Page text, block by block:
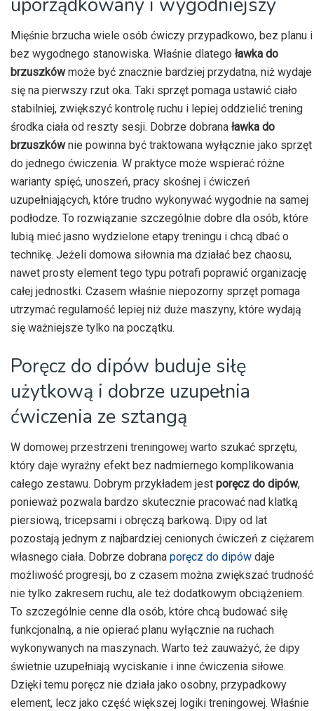
Mięśnie brzucha wiele osób ćwiczy przypadkowo, bez planu i
bez wygodnego stanowiska. Właśnie dlatego ławka do
brzuszkówmoże być znacznie bardziej przydatna, niż wydaje
się na pierwszy rzut oka. Taki sprzęt pomaga ustawić ciało
stabilniej, zwiększyć kontrolę ruchu i lepiej oddzielić trening
środka ciała od reszty sesji. Dobrze dobrana ławka do
brzuszkównie powinna być traktowana wyłącznie jako sprzęt
do jednego ćwiczenia. W praktyce może wspierać różne
warianty spięć, unoszeń, pracy skośnej i ćwiczeń
uzupełniających, które trudno wykonywać wygodnie na samej
podłodze. To rozwiązanie szczególnie dobre dla osób, które
lubią mieć jasno wydzielone etapy treningu i chcą dbać o
technikę. Jeżeli domowa siłownia ma działać bez chaosu,
nawet prosty element tego typu potrafi poprawić organizację
całej jednostki. Czasem właśnie niepozorny sprzęt pomaga
utrzymać regularność lepiej niż duże maszyny, które wydają
się ważniejsze tylko na początku.
Poręcz do dipów buduje siłę
użytkową i dobrze uzupełnia
ćwiczenia ze sztangą
W domowej przestrzeni treningowej warto szukać sprzętu,
który daje wyraźny efekt bez nadmiernego komplikowania
całego zestawu. Dobrym przykładem jest poręcz do dipów,
ponieważ pozwala bardzo skutecznie pracować nad klatką
piersiową, tricepsami i obręczą barkową. Dipy od lat
pozostają jednym z najbardziej cenionych ćwiczeń z ciężarem
własnego ciała. Dobrze dobrana poręcz do dipów daje
możliwość progresji, bo z czasem można zwiększać trudność
nie tylko zakresem ruchu, ale też dodatkowym obciążeniem.
To szczególnie cenne dla osób, które chcą budować siłę
funkcjonalną, a nie opierać planu wyłącznie na ruchach
wykonywanych na maszynach. Warto też zauważyć, że dipy
świetnie uzupełniają wyciskanie i inne ćwiczenia siłowe.
Dzięki temu poręcz nie działa jako osobny, przypadkowy
element, lecz jako część większej logiki treningowej. Właśnie